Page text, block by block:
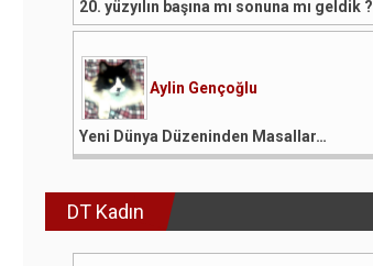
20. yüzyılın başına mı sonuna mı geldik ?
Aylin Gençoğlu
Yeni Dünya Düzeninden Masallar…
DT Kadın